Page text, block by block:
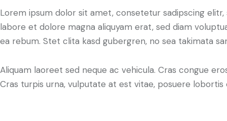
Lorem ipsum dolor sit amet, consetetur sadipscing
labore et dolore magna aliquyam erat, sed diam
ea rebum. Stet clita kasd gubergren, no sea takimata
Aliquam laoreet sed neque ac vehicula. Cras congue
Cras turpis urna, vulputate at est vitae, posuere lobortis